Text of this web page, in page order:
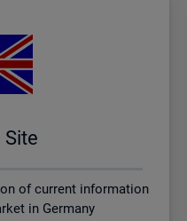
Site
of current information
in Germany